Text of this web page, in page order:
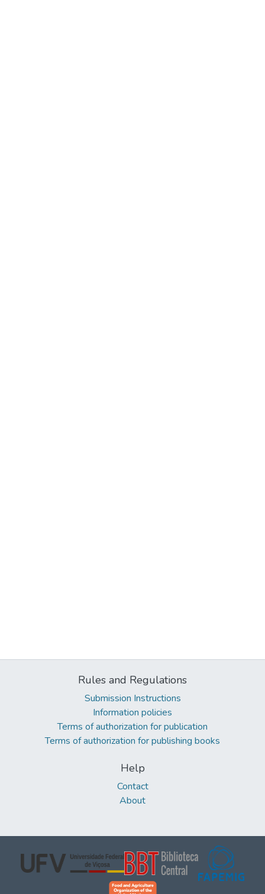
Rules and Regulations
Submission Instructions
Information policies
Terms of authorization for publication
Terms of authorization for publishing books
Help
Contact
About